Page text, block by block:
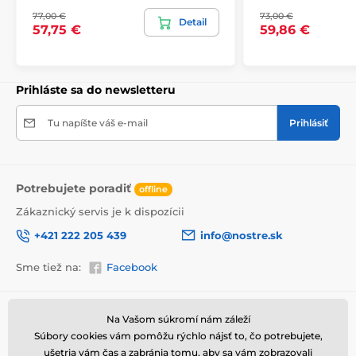
lepenkovej krabici (5vl).
upozornenie prepravcu o krehkom produkte,
nezabudneme na krabicu umiestniť informáciu
Výhody obrazov na plátne
Vysoko kvalitné plátno, ktorého hmotnosť je 370
g/m2(zmes polyesteru a bavlny).
umiestnené na zadnej strane).
77,00 €
57,75 €
Detail 73,00 €
59,86 €
Prihláste sa do newsletteru
Tu napíšte váš e-mail Prihlásiť
Potrebujete poradiť offline
Zákaznický servis je k dispozícii
+421 222 205 439
info@nostre.sk
Sme tiež na: Facebook
Informácie o nákupe
Obchodné a reklamačné
podmienky
Užitočné informácie
Často kladené otázky
Na Vašom súkromí nám záleží
Súbory cookies vám pomôžu rýchlo nájsť to, čo potrebujete,
ušetria vám čas a zabránia tomu, aby sa vám zobrazovali